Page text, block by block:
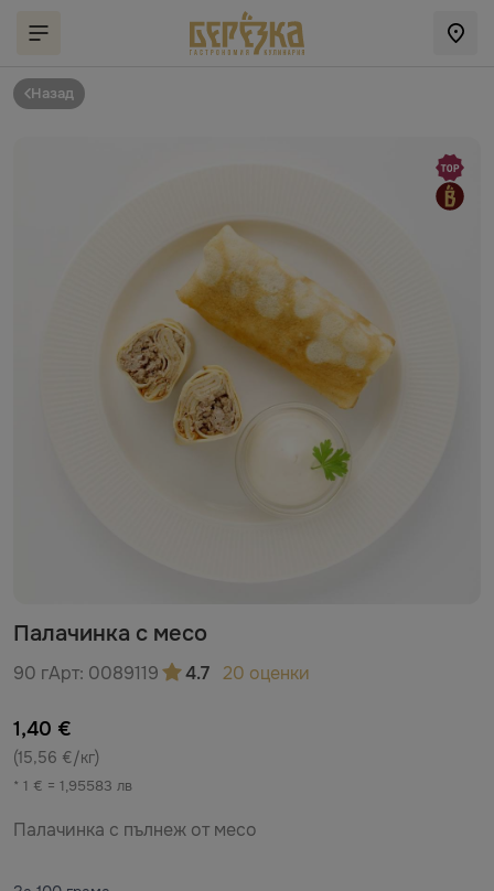
Назад
Палачинка с месо
90 гАрт: 0089119 4.7 20 оценки
1,40 €
(15,56 €/кг)
* 1 € = 1,95583 лв
Палачинка с пълнеж от месо